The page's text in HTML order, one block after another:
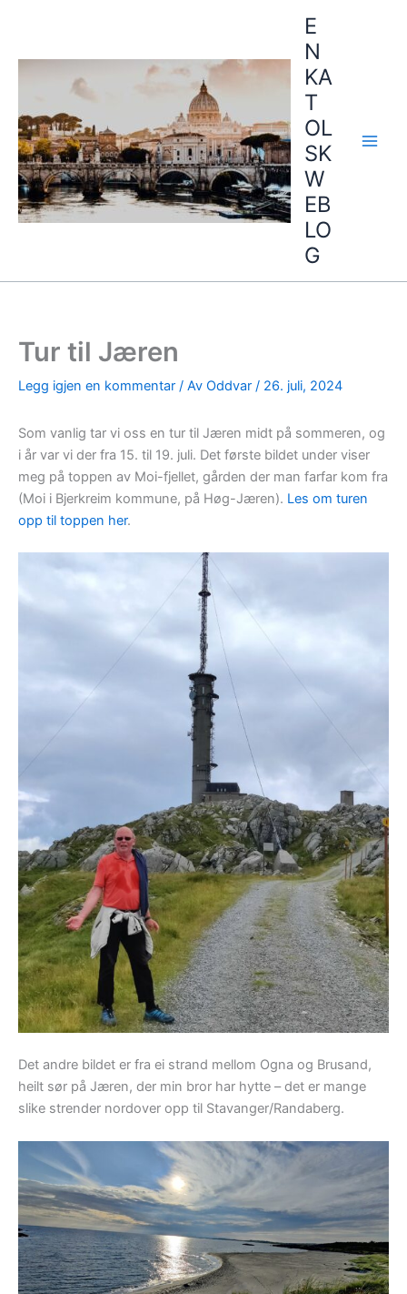
E
N
KA
T
OL
SK
W
EB
LO
G
Tur til Jæren
Legg igjen en kommentar / Av Oddvar / 26. juli, 2024
Som vanlig tar vi oss en tur til Jæren midt på sommeren, og
i år var vi der fra 15. til 19. juli. Det første bildet under viser
meg på toppen av Moi-fjellet, gården der man farfar kom fra
(Moi i Bjerkreim kommune, på Høg-Jæren). Les om turen
opp til toppen her.
Det andre bildet er fra ei strand mellom Ogna og Brusand,
heilt sør på Jæren, der min bror har hytte – det er mange
slike strender nordover opp til Stavanger/Randaberg.